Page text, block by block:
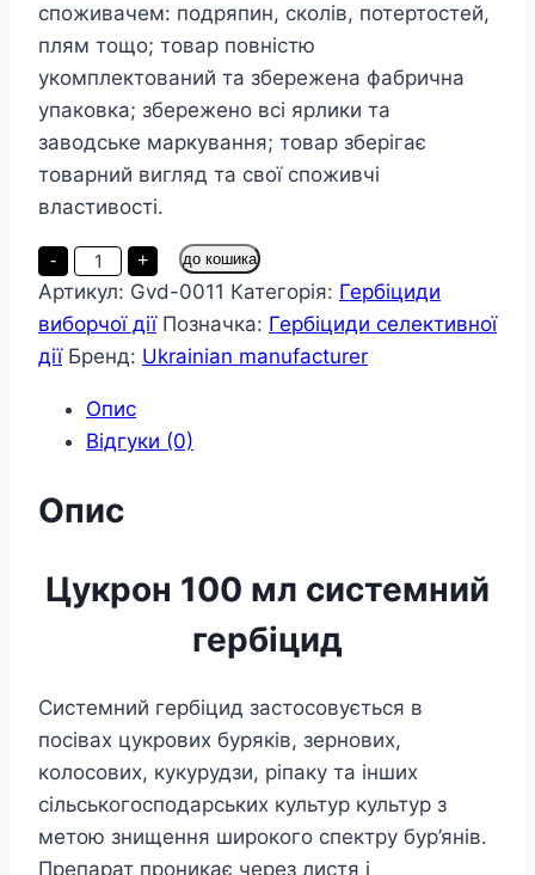
споживачем: подряпин, сколів, потертостей,
плям тощо; товар повністю
укомплектований та збережена фабрична
упаковка; збережено всі ярлики та
заводське маркування; товар зберігає
товарний вигляд та свої споживчі
властивості.
-
Гербіцид
Цукрон
100
мл
кількість
+ до кошика
Артикул: Gvd-0011 Категорія: Гербіциди
виборчої дії Позначка: Гербіциди селективної
дії Бренд: Ukrainian manufacturer
Опис
Відгуки (0)
Опис
Цукрон 100 мл системний
гербіцид
Системний гербіцид застосовується в
посівах цукрових буряків, зернових,
колосових, кукурудзи, ріпаку та інших
сільськогосподарських культур культур з
метою знищення широкого спектру бур’янів.
Препарат проникає через листя і